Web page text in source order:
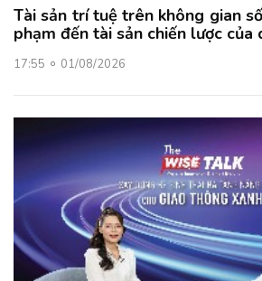
Tài sản trí tuệ trên không gian
phạm đến tài sản chiến lược của
17:55 01/08/2026